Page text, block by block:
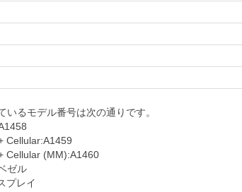
いるモデル番号は次の通りです。
Cellular:A1459
Cellular (MM):A1460
ゼル
プレイ